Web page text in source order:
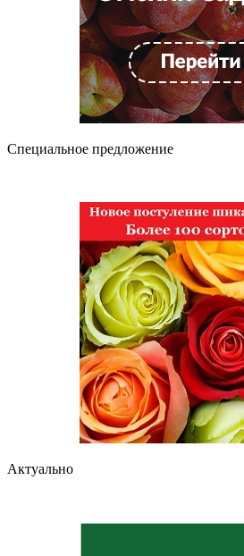
Специальное предложение
Актуально